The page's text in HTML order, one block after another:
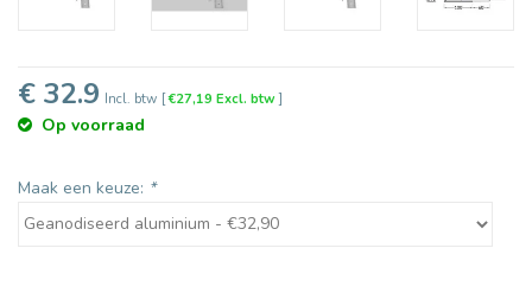
€ 32.9 Incl. btw [€27,19 Excl. btw]
Op voorraad
Maak een keuze: *